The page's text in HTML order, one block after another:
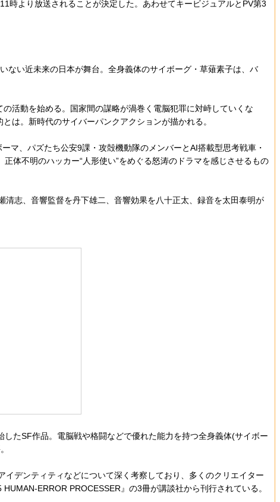
より放送されることが決定した。あわせてキービジュアルとPV第3
い近未来の日本が舞台。全身義体のサイボーグ・草薙素子は、バ
活動を始める。国家間の謀略が渦巻く電脳犯罪に対峙していくな
は。新時代のサイバーパンクアクションが描かれる。
、パズたち公安9課・攻殻機動隊のメンバーとAI搭載型思考戦車・
体不明のハッカー“人形使い”をめぐる怒涛のドラマを感じさせるもの
志、音響監督を丹下雄二、音響効果を八十正太、録音を太田泰明が
たSF作品。電脳戦や格闘などで優れた能力を持つ全身義体(サイボー
デンティティなどについて深く考察しており、多くのクリエイター
ERROR PROCESSER』の3冊が講談社から刊行されている。